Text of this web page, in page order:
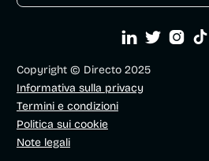
   
Copyright © Directo 2025
Informativa sulla privacy
Termini e condizioni
Politica sui cookie
Note legali